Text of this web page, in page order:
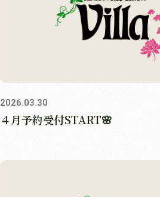
2026.03.30
４月予約受付START🌸